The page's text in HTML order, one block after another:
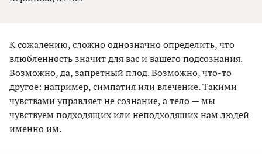
К сожалению, сложно однозначно определить, что
влюбленность значит для вас и вашего подсознания.
Возможно, да, запретный плод. Возможно, что-то
другое: например, симпатия или влечение. Такими
чувствами управляет не сознание, а тело — мы
чувствуем подходящих или неподходящих нам людей
именно им.